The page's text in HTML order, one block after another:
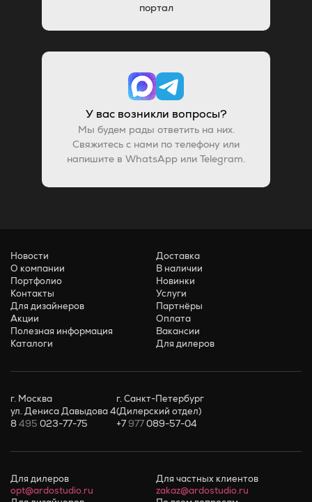
портал
У вас возникли вопросы?
Мы будем рады ответить на них.
Свяжитесь с нами по телефону или
напишите в WhatsApp или Telegram.
Новости
О компании
Портфолио
Контакты
Для дизайнеров
Акции
Полезная информация
Каталоги
Доставка
В наличии
Новинки
Услуги
Партнёры
Оплата
Вакансии
Для дилеров
г. Москва
ул. Дениса Давыдова 4
8495 023-77-75
г. Санкт-Петербург
(Дилерский отдел)
+7977089-57-04
Для дилеров
opt@ardostudio.ru
Для частных клиентов
zakaz@ardostudio.ru